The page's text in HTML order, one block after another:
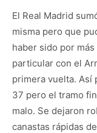
El Real Madrid
misma pero que
haber sido por
particular con el
primera vuelta. Así
37 pero el tramo
malo. Se dejaron
canastas rápidas